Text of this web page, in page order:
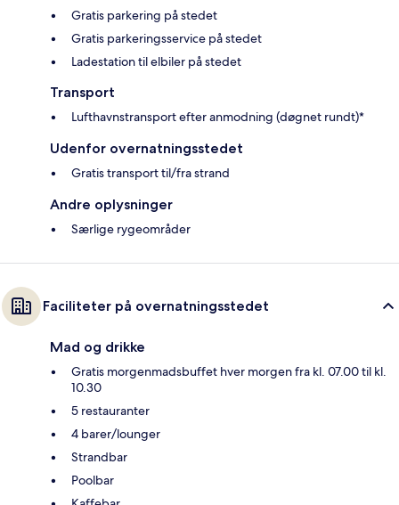
Gratis parkering på stedet
Gratis parkeringsservice på stedet
Ladestation til elbiler på stedet
Transport
Lufthavnstransport efter anmodning (døgnet rundt)*
Udenfor overnatningsstedet
Gratis transport til/fra strand
Andre oplysninger
Særlige rygeområder
Faciliteter på overnatningsstedet
Mad og drikke
Gratis morgenmadsbuffet hver morgen fra kl. 07.00 til kl.
10.30
5 restauranter
4 barer/lounger
Strandbar
Poolbar